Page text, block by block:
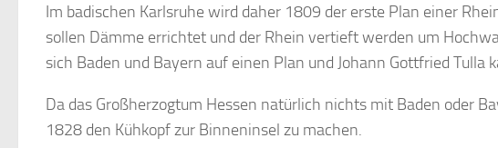
Im badischen Karlsruhe wird daher 1809 der erste Plan einer
sollen Dämme errichtet und der Rhein vertieft werden um
sich Baden und Bayern auf einen Plan und Johann Gottfried Tulla
Da das Großherzogtum Hessen natürlich nichts mit Baden oder
1828 den Kühkopf zur Binneninsel zu machen.